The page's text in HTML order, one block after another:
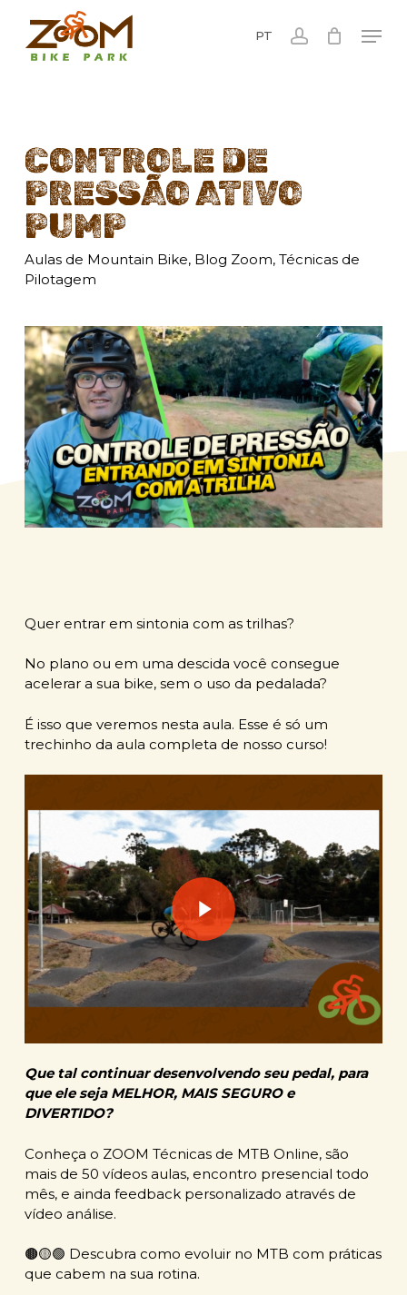
main
PT account
Menu
CONTROLE DE
PRESSÃO ATIVO
PUMP
Aulas de Mountain Bike, Blog Zoom, Técnicas de
Pilotagem
Quer entrar em sintonia com as trilhas?
No plano ou em uma descida você consegue
acelerar a sua bike, sem o uso da pedalada?
É isso que veremos nesta aula. Esse é só um
trechinho da aula completa de nosso curso!
Play Video
Play Video
Que tal continuar desenvolvendo seu pedal, para
que ele seja MELHOR, MAIS SEGURO e
DIVERTIDO?
Conheça o ZOOM Técnicas de MTB Online, são
mais de 50 vídeos aulas, encontro presencial todo
mês, e ainda feedback personalizado através de
vídeo análise.
🟤🟡🟢 Descubra como evoluir no MTB com práticas
que cabem na sua rotina.